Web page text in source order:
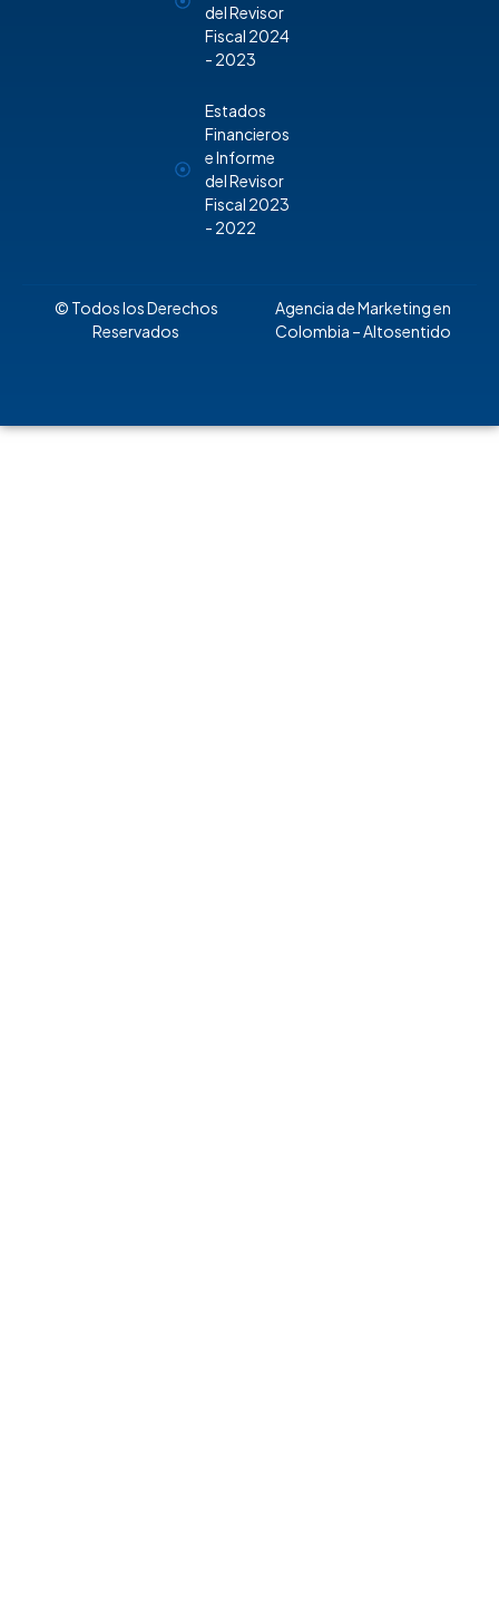
del Revisor
Fiscal 2024
- 2023
Estados
Financieros
e Informe
del Revisor
Fiscal 2023
- 2022
© Todos los Derechos
Reservados
Agencia de Marketing en
Colombia – Altosentido